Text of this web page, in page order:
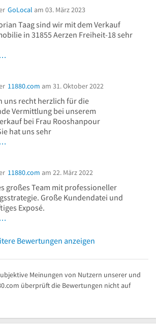
GoLocal am 03. März 2023
Taag sind wir mit dem Verkauf
in 31855 Aerzen Freiheit-18 sehr
11880.com am 31. Oktober 2022
uns recht herzlich für die
Vermittlung bei unserem
bei Frau Rooshanpour
hat uns sehr
11880.com am 22. März 2022
großes Team mit professioneller
Große Kundendatei und
Exposé.
Bewertungen anzeigen
Meinungen von Nutzern unserer und
überprüft die Bewertungen nicht auf